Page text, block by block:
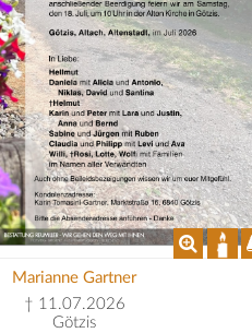
Marianne Gartner
† 11.07.2026
Götzis